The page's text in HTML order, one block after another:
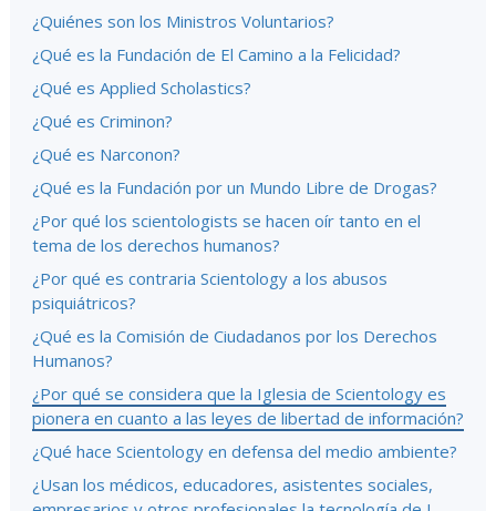
¿Quiénes son los Ministros Voluntarios?
¿Qué es la Fundación de El Camino a la Felicidad?
¿Qué es Applied Scholastics?
¿Qué es Criminon?
¿Qué es Narconon?
¿Qué es la Fundación por un Mundo Libre de Drogas?
¿Por qué los scientologists se hacen oír tanto en el
tema de los derechos humanos?
¿Por qué es contraria Scientology a los abusos
psiquiátricos?
¿Qué es la Comisión de Ciudadanos por los Derechos
Humanos?
¿Por qué se considera que la Iglesia de Scientology es
pionera en cuanto a las leyes de libertad de información?
¿Qué hace Scientology en defensa del medio ambiente?
¿Usan los médicos, educadores, asistentes sociales,